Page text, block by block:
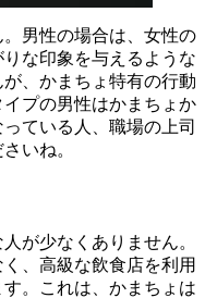
男性の場合は、女性の
な印象を与えるような
、かまちょ特有の行動
プの男性はかまちょか
ている人、職場の上司
いね。
が少なくありません。
、高級な飲食店を利用
。これは、かまちょは